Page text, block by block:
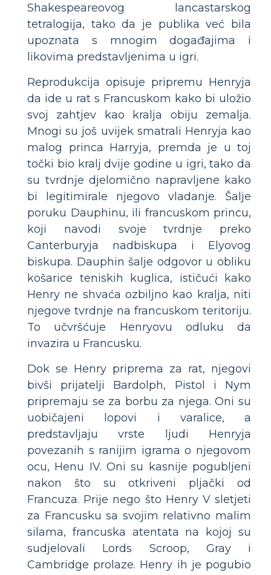
Shakespeareovog lancastarskog
tetralogija, tako da je publika već bila
upoznata s mnogim događajima i
likovima predstavljenima u igri.
Reprodukcija opisuje pripremu Henryja
da ide u rat s Francuskom kako bi uložio
svoj zahtjev kao kralja obiju zemalja.
Mnogi su još uvijek smatrali Henryja kao
malog princa Harryja, premda je u toj
točki bio kralj dvije godine u igri, tako da
su tvrdnje djelomično napravljene kako
bi legitimirale njegovo vladanje. Šalje
poruku Dauphinu, ili francuskom princu,
koji navodi svoje tvrdnje preko
Canterburyja nadbiskupa i Elyovog
biskupa. Dauphin šalje odgovor u obliku
košarice teniskih kuglica, ističući kako
Henry ne shvaća ozbiljno kao kralja, niti
njegove tvrdnje na francuskom teritoriju.
To učvršćuje Henryovu odluku da
invazira u Francusku.
Dok se Henry priprema za rat, njegovi
bivši prijatelji Bardolph, Pistol i Nym
pripremaju se za borbu za njega. Oni su
uobičajeni lopovi i varalice, a
predstavljaju vrste ljudi Henryja
povezanih s ranijim igrama o njegovom
ocu, Henu IV. Oni su kasnije pogubljeni
nakon što su otkriveni pljački od
Francuza. Prije nego što Henry V sletjeti
za Francusku sa svojim relativno malim
silama, francuska atentata na kojoj su
sudjelovali Lords Scroop, Gray i
Cambridge prolaze. Henry ih je pogubio